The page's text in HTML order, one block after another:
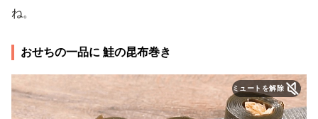
ね。
おせちの一品に 鮭の昆布巻き
ミュートを解除